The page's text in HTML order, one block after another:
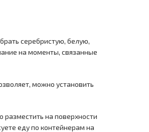
серебристую, белую,
на моменты, связанные
можно установить
на поверхности
еду по контейнерам на